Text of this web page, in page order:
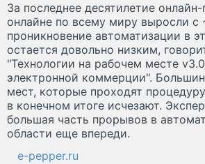
За последнее десятилетие
онлайне по всему миру выросли с
проникновение автоматизации в
остается довольно низким,
"Технологии на рабочем месте
электронной коммерции".
мест, которые проходят
в конечном итоге исчезают.
большая часть прорывов в
области еще впереди.
e-pepper.ru